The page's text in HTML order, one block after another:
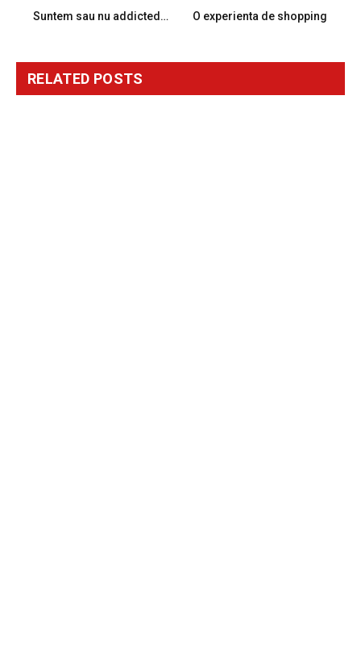
Suntem sau nu addicted… O experienta de shopping
RELATED POSTS